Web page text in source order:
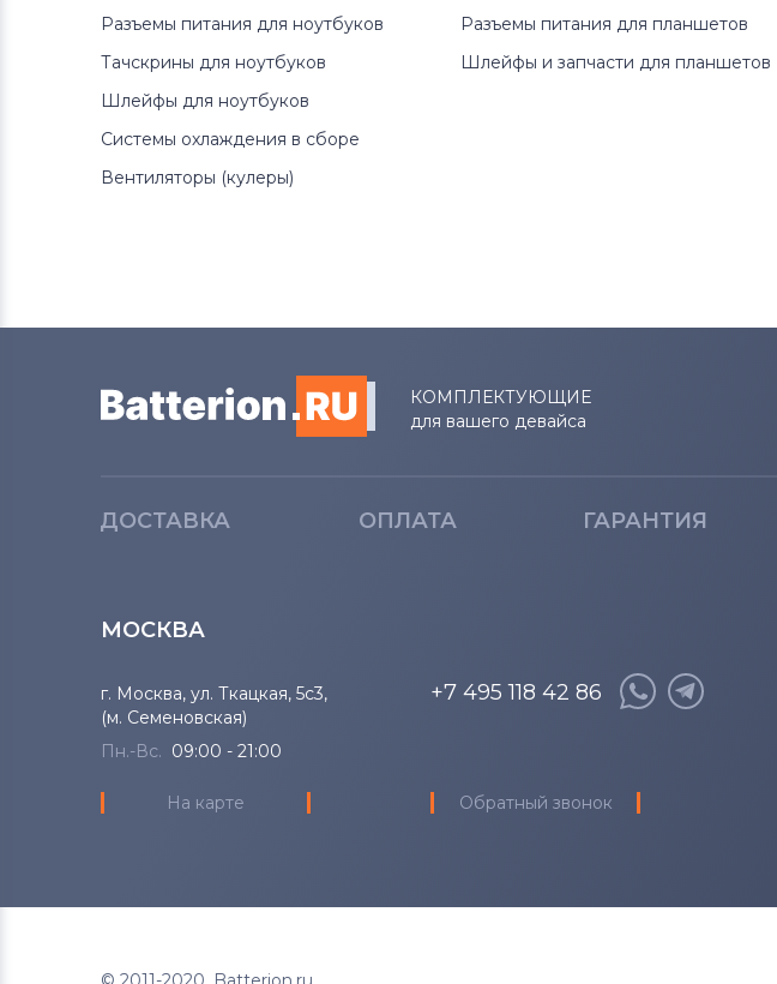
Разъемы питания для ноутбуков
Тачскрины для ноутбуков
Шлейфы для ноутбуков
Системы охлаждения в сборе
Вентиляторы (кулеры)
Разъемы питания для планшетов
Шлейфы и запчасти для планшетов
КОМПЛЕКТУЮЩИЕ
для вашего девайса
ДОСТАВКА ОПЛАТА ГАРАНТИЯ
МОСКВА
г. Москва, ул. Ткацкая, 5с3,
(м. Семеновская)
Пн.-Вс. 09:00 - 21:00
На карте
+7 495 118 42 86
Обратный звонок